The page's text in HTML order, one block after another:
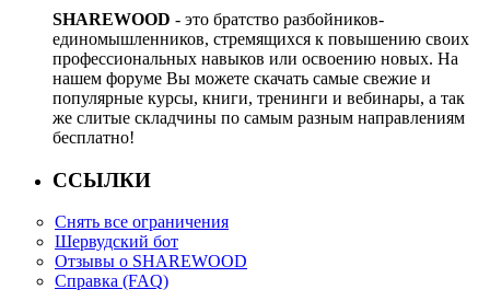
SHAREWOOD - это братство разбойников-
единомышленников, стремящихся к повышению своих
профессиональных навыков или освоению новых. На
нашем форуме Вы можете скачать самые свежие и
популярные курсы, книги, тренинги и вебинары, а так
же слитые складчины по самым разным направлениям
бесплатно!
ССЫЛКИ
Снять все ограничения
Шервудский бот
Отзывы о SHAREWOOD
Справка (FAQ)